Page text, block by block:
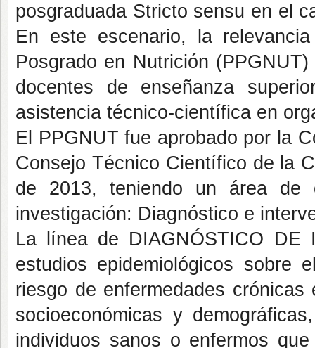
posgraduada Stricto sensu en el
En este escenario, la
Posgrado en Nutrición
docentes de enseñanza
asistencia técnico-científica en
El PPGNUT fue aprobado por la
Consejo Técnico Científico de la
de 2013, teniendo un área de
investigación: Diagnóstico e
La línea de DIAGNÓSTICO DE
estudios epidemiológicos sobre
riesgo de enfermedades
socioeconómicas y
individuos sanos o enfermos